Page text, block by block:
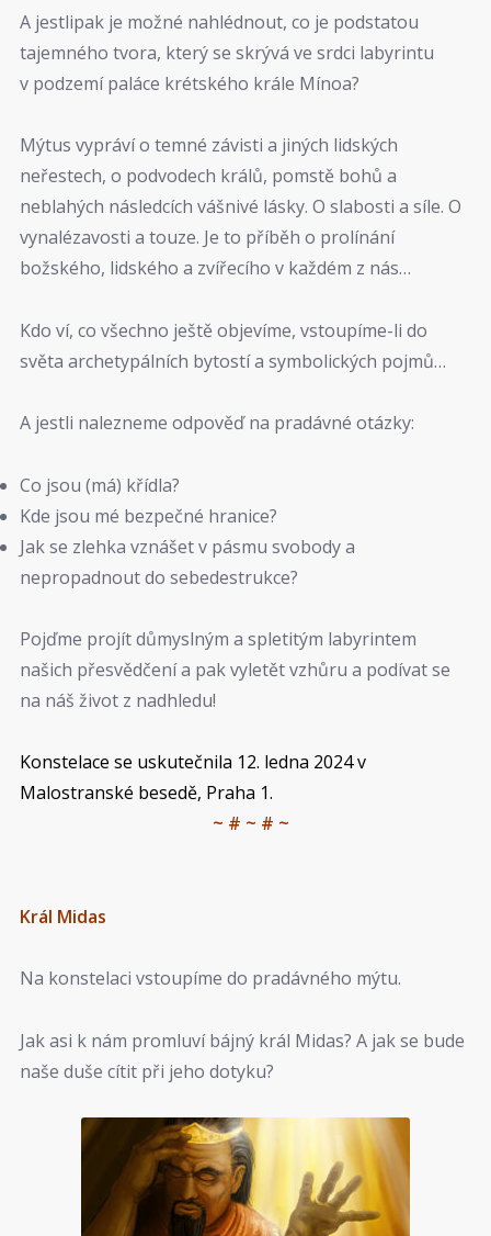
A jestlipak je možné nahlédnout, co je podstatou
tajemného tvora, který se skrývá ve srdci labyrintu
v podzemí paláce krétského krále Mínoa?
Mýtus vypráví o temné závisti a jiných lidských
neřestech, o podvodech králů, pomstě bohů a
neblahých následcích vášnivé lásky. O slabosti a síle. O
vynalézavosti a touze. Je to příběh o prolínání
božského, lidského a zvířecího v každém z nás…
Kdo ví, co všechno ještě objevíme, vstoupíme-li do
světa archetypálních bytostí a symbolických pojmů…
A jestli nalezneme odpověď na pradávné otázky:
Co jsou (má) křídla?
Kde jsou mé bezpečné hranice?
Jak se zlehka vznášet v pásmu svobody a
nepropadnout do sebedestrukce?
Pojďme projít důmyslným a spletitým labyrintem
našich přesvědčení a pak vyletět vzhůru a podívat se
na náš život z nadhledu!
Konstelace se uskutečnila 12. ledna 2024 v
Malostranské besedě, Praha 1.
~ # ~ # ~
Král Midas
Na konstelaci vstoupíme do pradávného mýtu.
Jak asi k nám promluví bájný král Midas? A jak se bude
naše duše cítit při jeho dotyku?